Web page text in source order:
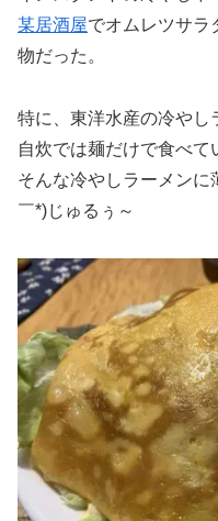
某居酒屋でオムレツサラ
物だった。
特に、東洋水産の冷やし
自炊では麺だけで食べて
そんな冷やしラーメンに
￣*)じゅるぅ～